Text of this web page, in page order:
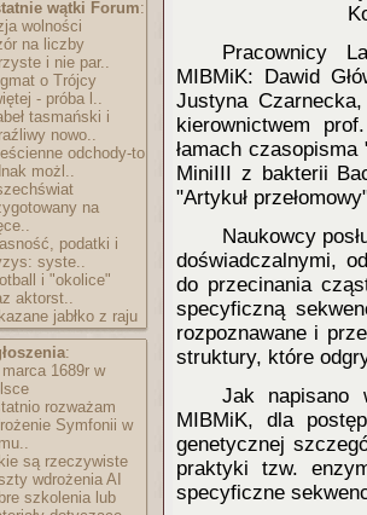
wątki Forum:
wolności
na liczby
i nie par..
o Trójcy
- próba l..
tasmański i
nowo..
odchody-to
możl..
na
podatki i
syste..
i "okolice"
aktorst..
jabłko z raju
:
marca 1689r w
rozważam
Symfonii w
są rzeczywiste
wdrożenia AI
szkolenia lub
Pracownicy
MIBMiK: Dawid
Justyna
kierownictwem
łamach
MiniIII z bakterii
"Artykuł
Naukowcy
doświadczalnymi,
do przecinania
specyficzną
rozpoznawane i
struktury, które
Jak napisano
MIBMiK, dla
genetycznej
praktyki tzw.
specyficzne